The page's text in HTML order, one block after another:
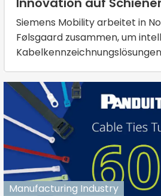
Siemens Mobility arbeitet in
Følsgaard zusammen, um
Manufacturing Industry